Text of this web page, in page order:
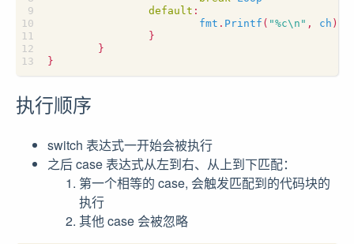
default :
fmt . Printf ( "%c\n" , ch )
}
}
}
执行顺序
switch 表达式一开始会被执行
之后 case 表达式从左到右、从上到下匹配：
第一个相等的 case, 会触发匹配到的代码块的
执行
其他 case 会被忽略